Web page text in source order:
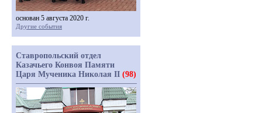
основан 5 августа 2020 г.
Другие события
Ставропольский отдел
Казачьего Конвоя Памяти
Царя Мученика Николая II (98)